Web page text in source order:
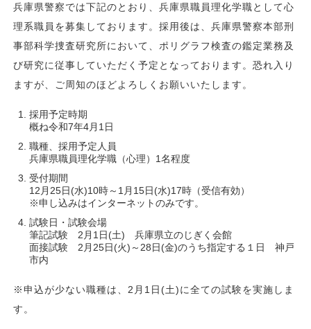
兵庫県警察では下記のとおり、兵庫県職員理化学職として心
理系職員を募集しております。採用後は、兵庫県警察本部刑
事部科学捜査研究所において、ポリグラフ検査の鑑定業務及
び研究に従事していただく予定となっております。恐れ入り
ますが、ご周知のほどよろしくお願いいたします。
採用予定時期
概ね令和7年4月1日
職種、採用予定人員
兵庫県職員理化学職（心理）1名程度
受付期間
12月25日(水)10時～1月15日(水)17時（受信有効）
※申し込みはインターネットのみです。
試験日・試験会場
筆記試験 2月1日(土) 兵庫県立のじぎく会館
面接試験 2月25日(火)～28日(金)のうち指定する１日 神戸
市内
※申込が少ない職種は、2月1日(土)に全ての試験を実施しま
す。